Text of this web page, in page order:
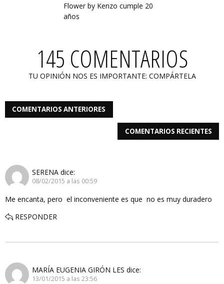
Flower by Kenzo cumple 20
años
145 COMENTARIOS
TU OPINIÓN NOS ES IMPORTANTE: COMPÁRTELA
COMENTARIOS ANTERIORES
COMENTARIOS RECIENTES
SERENA dice:
08/02/2015 a las 00:59
Me encanta, pero el inconveniente es que no es muy duradero
RESPONDER
MARÍA EUGENIA GIRÓN LES dice:
13/01/2015 a las 23:56